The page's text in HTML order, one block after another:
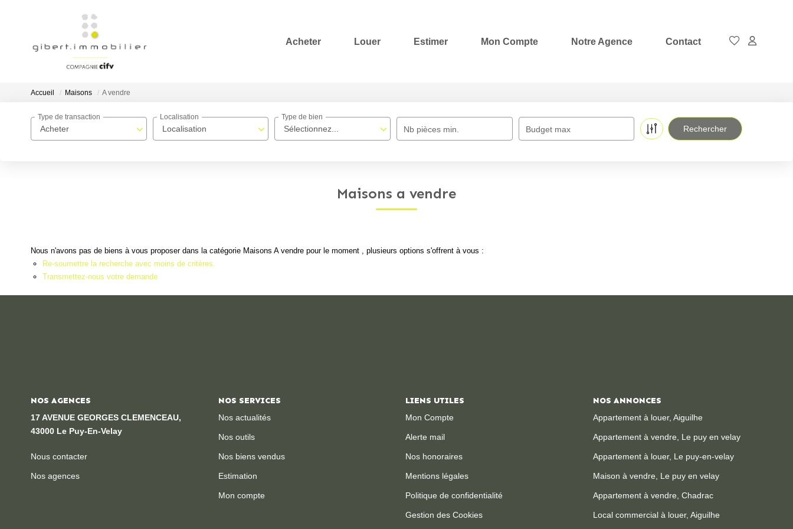
Acheter Louer Estimer Mon Compte Notre Agence Contact
Accueil Maisons A vendre
Acheter
Type de transaction
Localisation
Localisation
Sélectionnez...
Type de bien
Nb pièces min. Budget max
Maisons a vendre
Nous n'avons pas de biens à vous proposer dans la catégorie Maisons A vendre pour le moment , plusieurs options s'offrent à vous :
Re-soumettre la recherche avec moins de critères.
Transmettez-nous votre demande
NOS AGENCES
17 AVENUE GEORGES CLEMENCEAU,
43000 Le Puy-En-Velay
Nous contacter
Nos agences
NOS SERVICES
Nos actualités
Nos outils
Nos biens vendus
Estimation
Mon compte
LIENS UTILES
Mon Compte
Alerte mail
Nos honoraires
Mentions légales
Politique de confidentialité
Gestion des Cookies
NOS ANNONCES
Appartement à louer, Aiguilhe
Appartement à vendre, Le puy en velay
Appartement à louer, Le puy-en-velay
Maison à vendre, Le puy en velay
Appartement à vendre, Chadrac
Local commercial à louer, Aiguilhe